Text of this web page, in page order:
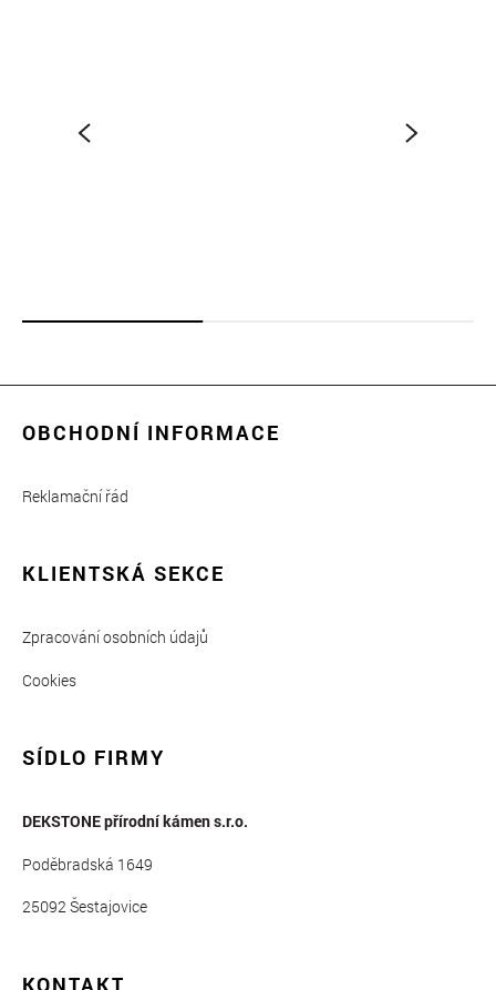
OBCHODNÍ INFORMACE
Reklamační řád
KLIENTSKÁ SEKCE
Zpracování osobních údajů
Cookies
SÍDLO FIRMY
DEKSTONE přírodní kámen s.r.o.
Poděbradská 1649
25092 Šestajovice
KONTAKT